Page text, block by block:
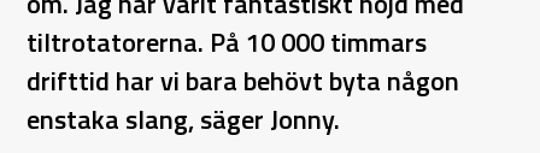
tiltrotatorerna. På 10 000 timmars
drifttid har vi bara behövt byta någon
enstaka slang, säger Jonny.